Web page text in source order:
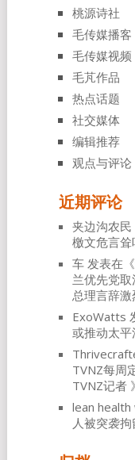
桃源诗社
毛传媒播客
毛传媒视频
毛芃作品
热点话题
社交媒体
编辑推荐
观点与评论
近期评论
夹边沟农民
檄文危言
车发表在《
兰优先党
总理言辞激
ExoWatts
或推动太
TVNZ每周
TVNZ记者 》
lean health
人被突袭